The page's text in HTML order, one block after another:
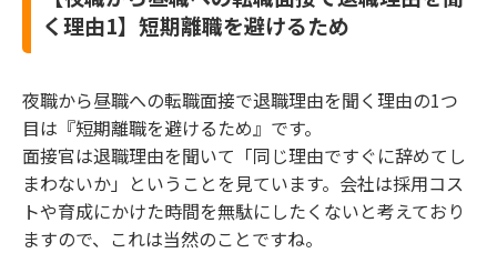
く理由1】短期離職を避けるため
夜職から昼職への転職面接で退職理由を聞く理由の1つ
目は『短期離職を避けるため』です。
面接官は退職理由を聞いて「同じ理由ですぐに辞めてし
まわないか」ということを見ています。会社は採用コス
トや育成にかけた時間を無駄にしたくないと考えており
ますので、これは当然のことですね。